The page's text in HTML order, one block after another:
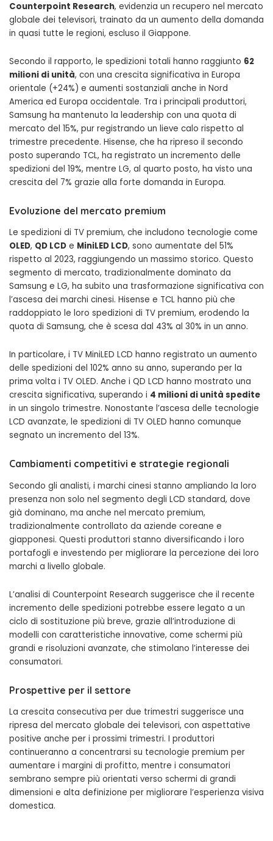
Photo byPhoto By: Kaboompics.comonPexels
Counterpoint Research, evidenzia un recupero nel mercato
globale dei televisori, trainato da un aumento della domanda
in quasi tutte le regioni, escluso il Giappone.
Secondo il rapporto, le spedizioni totali hanno raggiunto 62
milioni di unità, con una crescita significativa in Europa
orientale (+24%) e aumenti sostanziali anche in Nord
America ed Europa occidentale. Tra i principali produttori,
Samsung ha mantenuto la leadership con una quota di
mercato del 15%, pur registrando un lieve calo rispetto al
trimestre precedente. Hisense, che ha ripreso il secondo
posto superando TCL, ha registrato un incremento delle
spedizioni del 19%, mentre LG, al quarto posto, ha visto una
crescita del 7% grazie alla forte domanda in Europa.
Evoluzione del mercato premium
Le spedizioni di TV premium, che includono tecnologie come
OLED, QD LCD e MiniLED LCD, sono aumentate del 51%
rispetto al 2023, raggiungendo un massimo storico. Questo
segmento di mercato, tradizionalmente dominato da
Samsung e LG, ha subito una trasformazione significativa con
l’ascesa dei marchi cinesi. Hisense e TCL hanno più che
raddoppiato le loro spedizioni di TV premium, erodendo la
quota di Samsung, che è scesa dal 43% al 30% in un anno.
In particolare, i TV MiniLED LCD hanno registrato un aumento
delle spedizioni del 102% anno su anno, superando per la
prima volta i TV OLED. Anche i QD LCD hanno mostrato una
crescita significativa, superando i 4 milioni di unità spedite
in un singolo trimestre. Nonostante l’ascesa delle tecnologie
LCD avanzate, le spedizioni di TV OLED hanno comunque
segnato un incremento del 13%.
Cambiamenti competitivi e strategie regionali
Secondo gli analisti, i marchi cinesi stanno ampliando la loro
presenza non solo nel segmento degli LCD standard, dove
già dominano, ma anche nel mercato premium,
tradizionalmente controllato da aziende coreane e
giapponesi. Questi produttori stanno diversificando i loro
portafogli e investendo per migliorare la percezione dei loro
marchi a livello globale.
L’analisi di Counterpoint Research suggerisce che il recente
incremento delle spedizioni potrebbe essere legato a un
ciclo di sostituzione più breve, grazie all’introduzione di
modelli con caratteristiche innovative, come schermi più
grandi e risoluzioni avanzate, che stimolano l’interesse dei
consumatori.
Prospettive per il settore
La crescita consecutiva per due trimestri suggerisce una
ripresa del mercato globale dei televisori, con aspettative
positive anche per i prossimi trimestri. I produttori
continueranno a concentrarsi su tecnologie premium per
aumentare i margini di profitto, mentre i consumatori
sembrano sempre più orientati verso schermi di grandi
dimensioni e alta definizione per migliorare l’esperienza visiva
domestica.